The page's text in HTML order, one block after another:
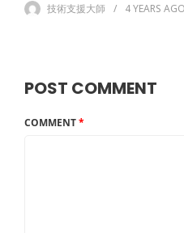
技術支援大師 4 YEARS AGO
POST COMMENT
COMMENT*